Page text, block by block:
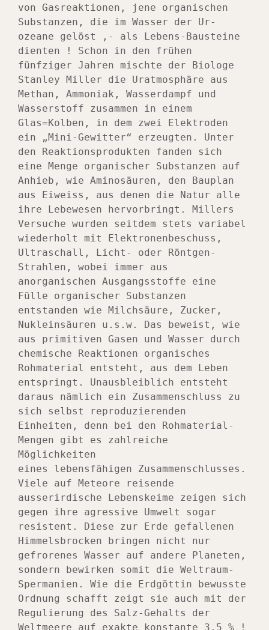
von Gasreaktionen, jene organischen
Substanzen, die im Wasser der Ur-
ozeane gelöst ,- als Lebens-Bausteine
dienten ! Schon in den frühen
fünfziger Jahren mischte der Biologe
Stanley Miller die Uratmosphäre aus
Methan, Ammoniak, Wasserdampf und
Wasserstoff zusammen in einem
Glas=Kolben, in dem zwei Elektroden
ein „Mini-Gewitter“ erzeugten. Unter
den Reaktionsprodukten fanden sich
eine Menge organischer Substanzen auf
Anhieb, wie Aminosäuren, den Bauplan
aus Eiweiss, aus denen die Natur alle
ihre Lebewesen hervorbringt. Millers
Versuche wurden seitdem stets variabel
wiederholt mit Elektronenbeschuss,
Ultraschall, Licht- oder Röntgen-
Strahlen, wobei immer aus
anorganischen Ausgangsstoffe eine
Fülle organischer Substanzen
entstanden wie Milchsäure, Zucker,
Nukleinsäuren u.s.w. Das beweist, wie
aus primitiven Gasen und Wasser durch
chemische Reaktionen organisches
Rohmaterial entsteht, aus dem Leben
entspringt. Unausbleiblich entsteht
daraus nämlich ein Zusammenschluss zu
sich selbst reproduzierenden
Einheiten, denn bei den Rohmaterial-
Mengen gibt es zahlreiche
Möglichkeiten
eines lebensfähigen Zusammenschlusses.
Viele auf Meteore reisende
ausserirdische Lebenskeime zeigen sich
gegen ihre agressive Umwelt sogar
resistent. Diese zur Erde gefallenen
Himmelsbrocken bringen nicht nur
gefrorenes Wasser auf andere Planeten,
sondern bewirken somit die Weltraum-
Spermanien. Wie die Erdgöttin bewusste
Ordnung schafft zeigt sie auch mit der
Regulierung des Salz-Gehalts der
Weltmeere auf exakte konstante 3,5 % !